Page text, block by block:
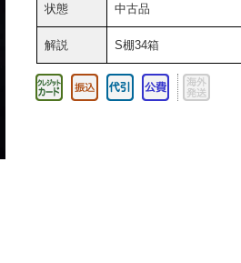
状態 中古品
解説 S棚34箱